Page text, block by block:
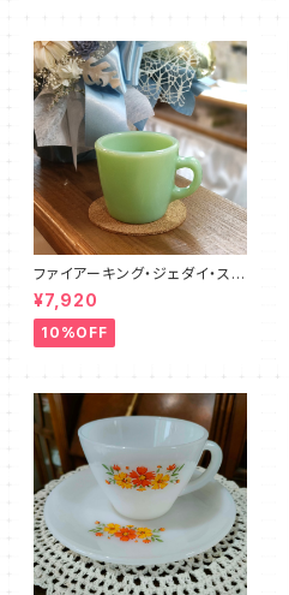
ファイアーキング・ジェダイ・スト
レートマグカップ（FKJD0006）
¥7,920
10%OFF